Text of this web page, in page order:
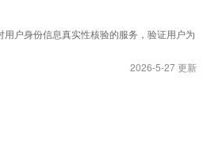
户身份信息真实性核验的服务，验证用户为
2026-5-27 更新